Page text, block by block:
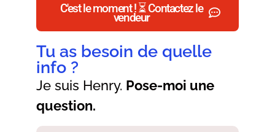
C'est le moment ! ⏳ Contactez le
vendeur
Je suis Henry. Pose-moi une
question.
Tu as besoin de quelle
info ?